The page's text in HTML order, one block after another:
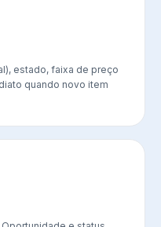
estado, faixa de preço
quando novo item